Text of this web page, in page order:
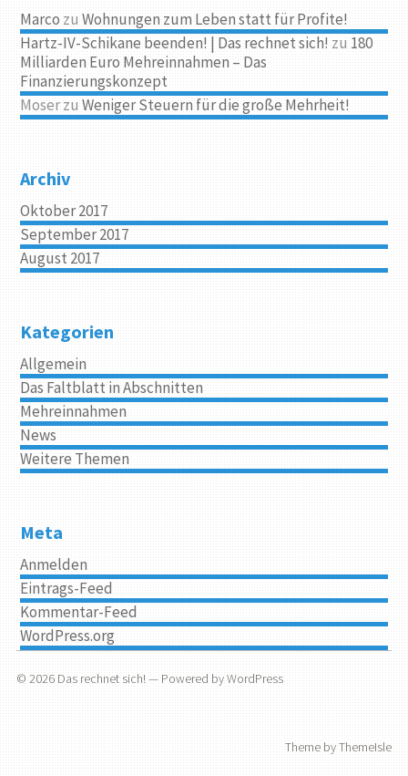
Marco zuWohnungen zum Leben statt für Profite!
Hartz-IV-Schikane beenden! | Das rechnet sich! zu 180
Milliarden Euro Mehreinnahmen – Das
Finanzierungskonzept
MoserzuWeniger Steuern für die große Mehrheit!
Archiv
Oktober 2017
September 2017
August 2017
Kategorien
Allgemein
Das Faltblatt in Abschnitten
Mehreinnahmen
News
Weitere Themen
Meta
Anmelden
Eintrags-Feed
Kommentar-Feed
WordPress.org
© 2026 Das rechnet sich!— Powered byWordPress
Theme byThemeIsle